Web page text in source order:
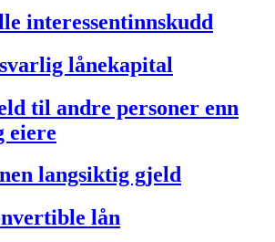
interessentinnskudd
lånekapital
til andre personer enn
eiere
langsiktig gjeld
lån